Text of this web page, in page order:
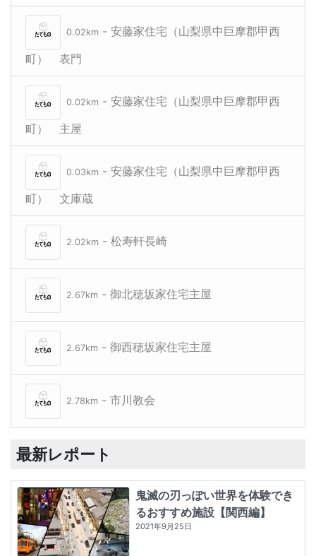
0.02km - 安藤家住宅（山梨県中巨摩郡甲西
町） 表門
0.02km - 安藤家住宅（山梨県中巨摩郡甲西
町） 主屋
0.03km - 安藤家住宅（山梨県中巨摩郡甲西
町） 文庫蔵
2.02km - 松寿軒長崎
2.67km - 御北穂坂家住宅主屋
2.67km - 御西穂坂家住宅主屋
2.78km - 市川教会
最新レポート
鬼滅の刃っぽい世界を体験でき
るおすすめ施設【関西編】
2021年9月25日